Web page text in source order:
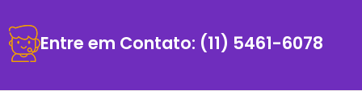
Entre em Contato: (11) 5461-6078